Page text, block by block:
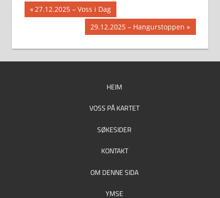
Innleggsnavigasjon
Previous
Post:
27.12.2025 – Voss i Dag
Next
Post:
29.12.2025 – Hangurstoppen
HEIM
VOSS PÅ KARTET
SØKESIDER
KONTAKT
OM DENNE SIDA
YMSE